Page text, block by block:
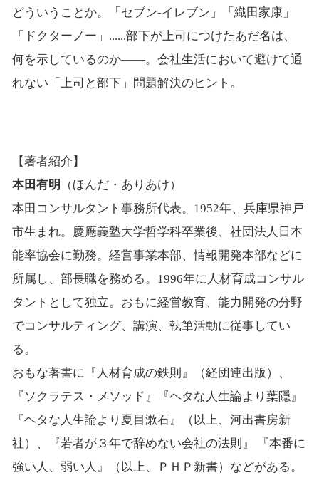
どういうことか。「セブン-イレブン」「織田家康」
「ドクターノー」......部下が上司につけたあだ名は、
何を示しているのか――。会社生活において避けて通
れない「上司と部下」問題解決のヒント。
【著者紹介】
本田有明 （ほんだ・ありあけ）
本田コンサルタント事務所代表。1952年、兵庫県神戸
市生まれ。慶應義塾大学哲学科卒業後、社団法人日本
能率協会に勤務。経営事業本部、情報開発本部などに
所属し、部長職を務める。1996年に人材育成コンサル
タントとして独立。おもに経営教育、能力開発の分野
でコンサルティング、講演、執筆活動に従事してい
る。
おもな著書に『人材育成の鉄則』（経団連出版）、
『ソクラテス・メソッド』『ヘタな人生論より葉隠』
『ヘタな人生論より夏目漱石』（以上、河出書房新
社）、『若者が３年で辞めない会社の法則』 『本番に
強い人、弱い人』（以上、ＰＨＰ新書）などがある。